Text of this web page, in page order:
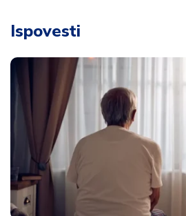
Ispovesti